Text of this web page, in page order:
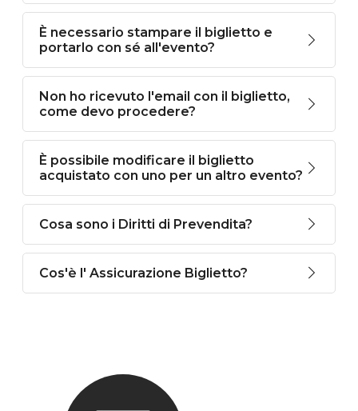
È necessario stampare il biglietto e
portarlo con sé all'evento?
Non ho ricevuto l'email con il biglietto,
come devo procedere?
È possibile modificare il biglietto
acquistato con uno per un altro evento?
Cosa sono i Diritti di Prevendita?
Cos'è l' Assicurazione Biglietto?